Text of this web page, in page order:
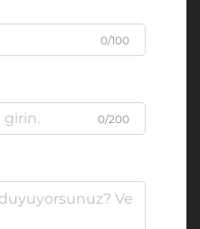
0/100
0/200